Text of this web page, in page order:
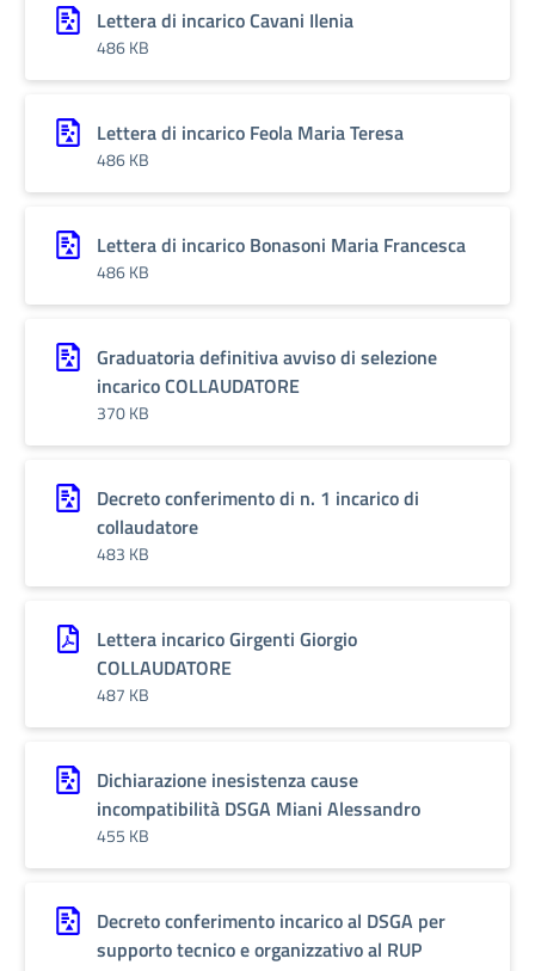
Lettera di incarico Cavani Ilenia
486 KB
Lettera di incarico Feola Maria Teresa
486 KB
Lettera di incarico Bonasoni Maria Francesca
486 KB
Graduatoria definitiva avviso di selezione
incarico COLLAUDATORE
370 KB
Decreto conferimento di n. 1 incarico di
collaudatore
483 KB
Lettera incarico Girgenti Giorgio
COLLAUDATORE
487 KB
Dichiarazione inesistenza cause
incompatibilità DSGA Miani Alessandro
455 KB
Decreto conferimento incarico al DSGA per
supporto tecnico e organizzativo al RUP